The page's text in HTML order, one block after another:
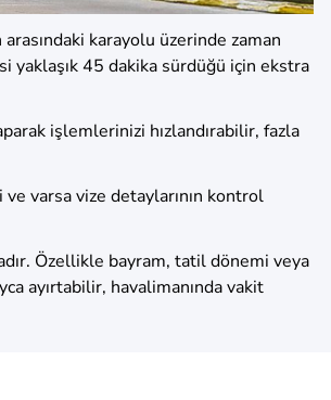
karayolu üzerinde zaman
yaklaşık 45 dakika sürdüğü için ekstra
işlemlerinizi hızlandırabilir, fazla
varsa vize detaylarının kontrol
Özellikle bayram, tatil dönemi veya
ayırtabilir, havalimanında vakit